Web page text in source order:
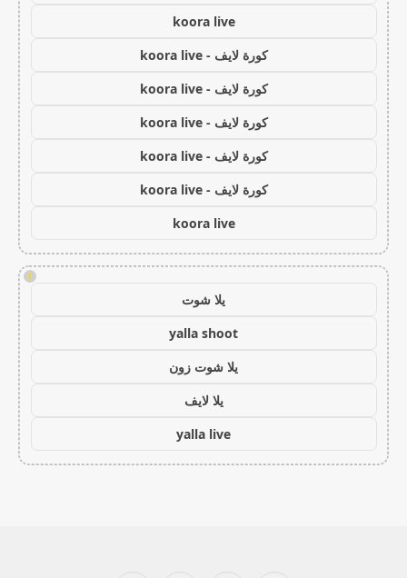
koora live
كورة لايف - koora live
كورة لايف - koora live
كورة لايف - koora live
كورة لايف - koora live
كورة لايف - koora live
koora live
!
يلا شوت
yalla shoot
يلا شوت زون
يلا لايف
yalla live